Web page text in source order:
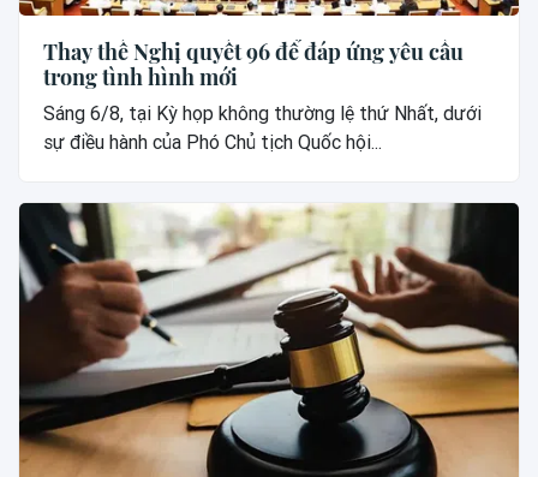
Thay thế Nghị quyết 96 để đáp ứng yêu cầu
trong tình hình mới
Sáng 6/8, tại Kỳ họp không thường lệ thứ Nhất, dưới
sự điều hành của Phó Chủ tịch Quốc hội...